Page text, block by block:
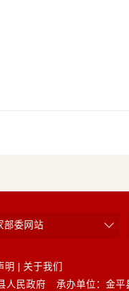
部委网站
明
关于我们
人民政府
承办单位：金平